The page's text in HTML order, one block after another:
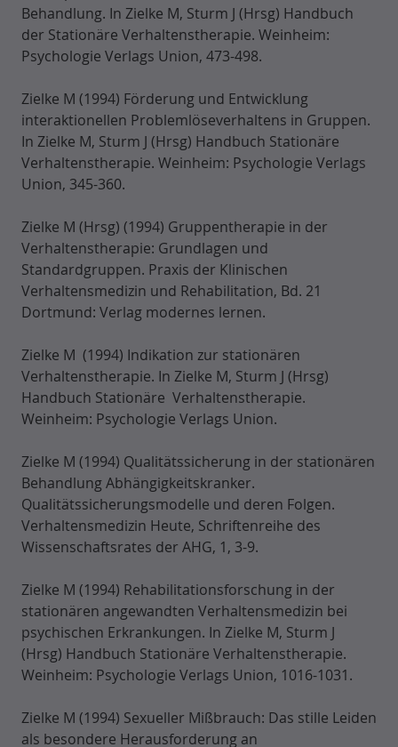
Behandlung. In Zielke M, Sturm J (Hrsg) Handbuch
der Stationäre Verhaltenstherapie. Weinheim:
Psychologie Verlags Union, 473-498.
Zielke M (1994) Förderung und Entwicklung
interaktionellen Problemlöseverhaltens in Gruppen.
In Zielke M, Sturm J (Hrsg) Handbuch Stationäre
Verhaltenstherapie. Weinheim: Psychologie Verlags
Union, 345-360.
Zielke M (Hrsg) (1994) Gruppentherapie in der
Verhaltenstherapie: Grundlagen und
Standardgruppen. Praxis der Klinischen
Verhaltensmedizin und Rehabilitation, Bd. 21
Dortmund: Verlag modernes lernen.
Zielke M (1994) Indikation zur stationären
Verhaltenstherapie. In Zielke M, Sturm J (Hrsg)
Handbuch Stationäre Verhaltenstherapie.
Weinheim: Psychologie Verlags Union.
Zielke M (1994) Qualitätssicherung in der stationären
Behandlung Abhängigkeitskranker.
Qualitätssicherungsmodelle und deren Folgen.
Verhaltensmedizin Heute, Schriftenreihe des
Wissenschaftsrates der AHG, 1, 3-9.
Zielke M (1994) Rehabilitationsforschung in der
stationären angewandten Verhaltensmedizin bei
psychischen Erkrankungen. In Zielke M, Sturm J
(Hrsg) Handbuch Stationäre Verhaltenstherapie.
Weinheim: Psychologie Verlags Union, 1016-1031.
Zielke M (1994) Sexueller Mißbrauch: Das stille Leiden
als besondere Herausforderung an